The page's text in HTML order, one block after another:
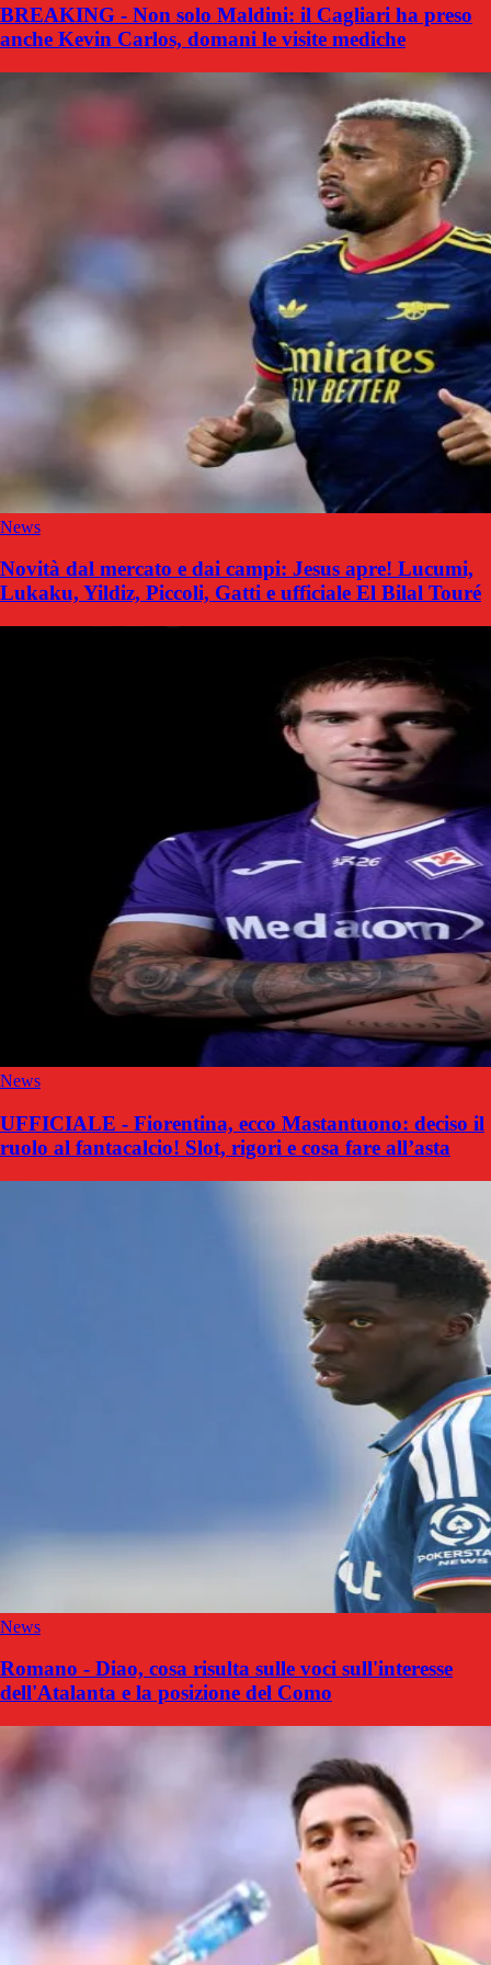
BREAKING - Non solo Maldini: il Cagliari ha preso
anche Kevin Carlos, domani le visite mediche
News
Novità dal mercato e dai campi: Jesus apre! Lucumi,
Lukaku, Yildiz, Piccoli, Gatti e ufficiale El Bilal Touré
News
UFFICIALE - Fiorentina, ecco Mastantuono: deciso il
ruolo al fantacalcio! Slot, rigori e cosa fare all’asta
News
Romano - Diao, cosa risulta sulle voci sull'interesse
dell'Atalanta e la posizione del Como